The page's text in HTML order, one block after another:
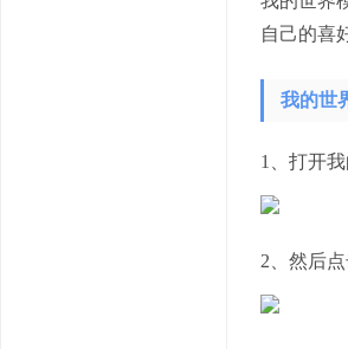
自己的喜
我的世
1、打开
2、然后点